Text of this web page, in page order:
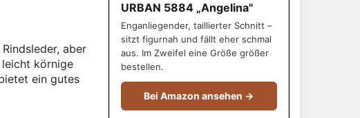
aber
körnige
ein gutes
URBAN 5884 „Angelina"
Enganliegender, taillierter Schnitt –
sitzt figurnah und fällt eher schmal
aus. Im Zweifel eine Größe größer
bestellen.
Bei Amazon ansehen →